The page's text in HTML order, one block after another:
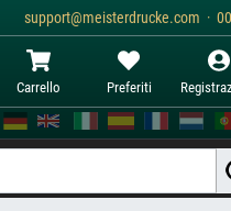
support@meisterdrucke.com ·
Carrello Preferiti